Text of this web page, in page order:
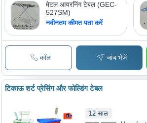
मेटल आयरनिंग टेबल (GEC-
527SM)
नवीनतम कीमत पता करें
कॉल जांच भेजें
टिकाऊ शर्ट प्रेसिंग और फोल्डिंग टेबल
12 साल